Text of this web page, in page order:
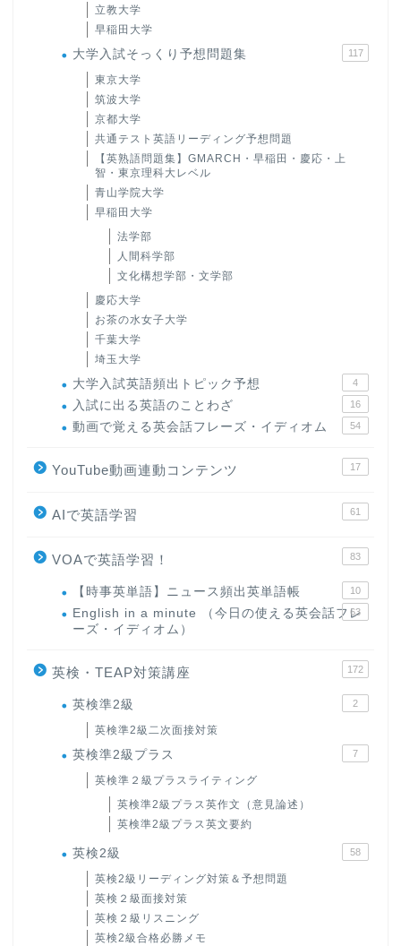
立教大学
早稲田大学
大学入試そっくり予想問題集 117
東京大学
筑波大学
京都大学
共通テスト英語リーディング予想問題
【英熟語問題集】GMARCH・早稲田・慶応・上
智・東京理科大レベル
青山学院大学
早稲田大学
法学部
人間科学部
文化構想学部・文学部
慶応大学
お茶の水女子大学
千葉大学
埼玉大学
大学入試英語頻出トピック予想 4
入試に出る英語のことわざ 16
動画で覚える英会話フレーズ・イディオム 54
YouTube動画連動コンテンツ 17
AIで英語学習 61
VOAで英語学習！ 83
【時事英単語】ニュース頻出英単語帳 10
English in a minute （今日の使える英会話フレ
ーズ・イディオム）
63
英検・TEAP対策講座 172
英検準2級 2
英検準2級二次面接対策
英検準2級プラス 7
英検準２級プラスライティング
英検準2級プラス英作文（意見論述）
英検準2級プラス英文要約
英検2級 58
英検2級リーディング対策＆予想問題
英検２級面接対策
英検２級リスニング
英検2級合格必勝メモ